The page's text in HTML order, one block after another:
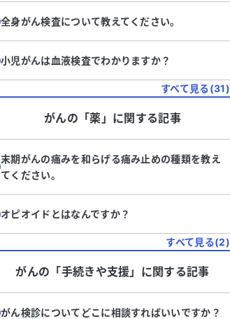
全身がん検査について教えてください。
小児がんは血液検査でわかりますか？
すべて見る(31)
がんの「薬 」に関する記事
末期がんの痛みを和らげる痛み止めの種類を教え
てください。
オピオイドとはなんですか？
すべて見る(2)
がんの「手続きや支援」に関する記事
がん検診についてどこに相談すればいいですか？